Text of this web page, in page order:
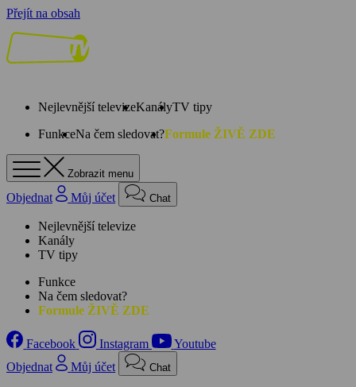
Přejít na obsah
Nejlevnější televizeKanályTV tipy
FunkceNa čem sledovat?Formule ŽIVĚ ZDE
Zobrazit menu
Objednat Můj účet Chat
Nejlevnější televize
Kanály
TV tipy
Funkce
Na čem sledovat?
Formule ŽIVĚ ZDE
Facebook Instagram
Youtube
Objednat
Můj účet Chat